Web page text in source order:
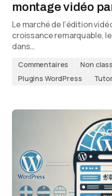
montage vidéo
Le marché de l’édition
croissance remarquable,
dans…
Commentaires
Non
Plugins WordPress